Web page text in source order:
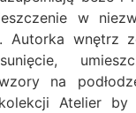
w
Autorka wnętrz
na
Atelier by